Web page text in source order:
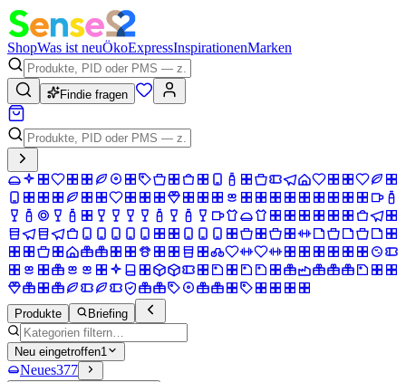
ShopWas ist neuÖkoExpressInspirationenMarken
Findie fragen
Produkte Briefing
Neu eingetroffen1
Neues377